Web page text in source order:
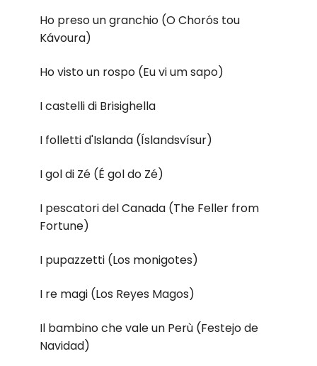
Ho preso un granchio (O Chorós tou
Kávoura)
Ho visto un rospo (Eu vi um sapo)
I castelli di Brisighella
I folletti d'Islanda (Íslandsvísur)
I gol di Zé (É gol do Zé)
I pescatori del Canada (The Feller from
Fortune)
I pupazzetti (Los monigotes)
I re magi (Los Reyes Magos)
Il bambino che vale un Perù (Festejo de
Navidad)